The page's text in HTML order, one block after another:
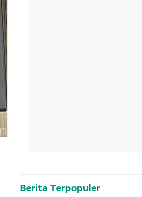
Berita Terpopuler